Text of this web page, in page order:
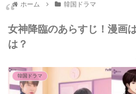
ホーム 韓国ドラマ
女神降臨のあらすじ！漫画
は？
韓国ドラマ